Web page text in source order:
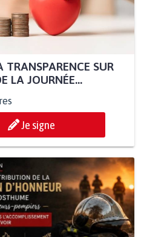
TRANSPARENCE SUR
LA JOURNÉE...
Je signe